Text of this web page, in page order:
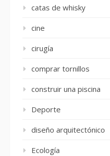
catas de whisky
cine
cirugía
comprar tornillos
construir una piscina
Deporte
diseño arquitectónico
Ecología